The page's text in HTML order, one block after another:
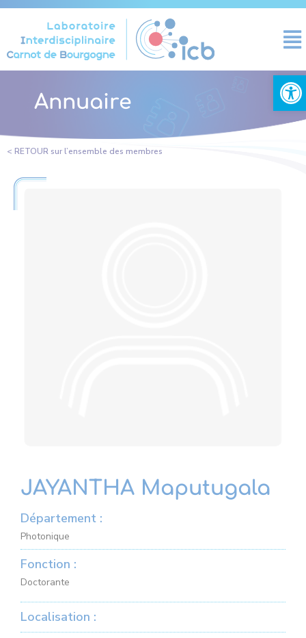
Ouvrir
Annuaire
< RETOUR sur l’ensemble des membres
JAYANTHA Maputugala
Département :
Photonique
Fonction :
Doctorante
Localisation :
Panneau de gestion des cookies